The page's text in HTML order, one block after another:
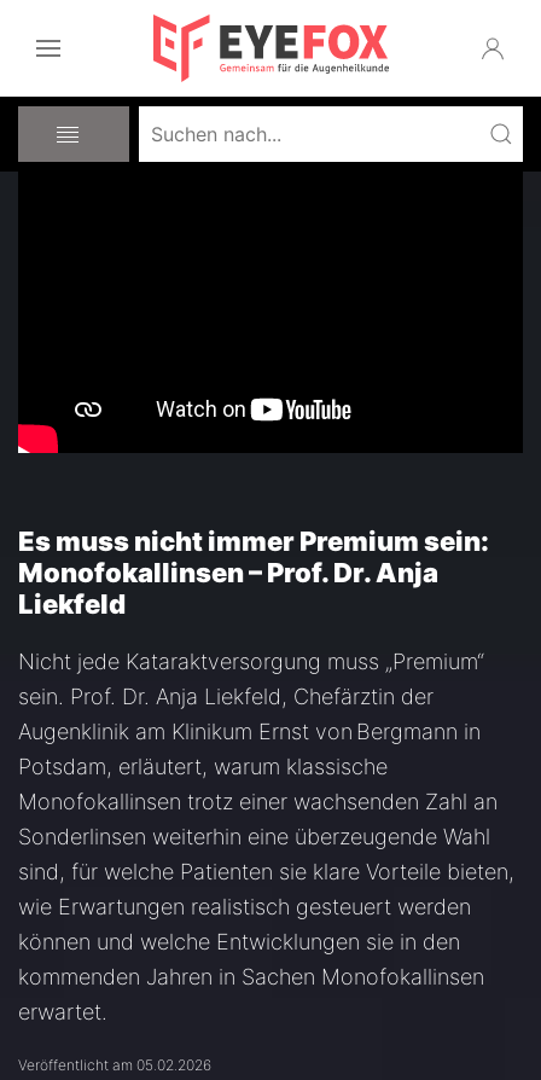
Es muss nicht immer Premium sein:
Monofokallinsen – Prof. Dr. Anja
Liekfeld
Nicht jede Kataraktversorgung muss „Premium“
sein. Prof. Dr. Anja Liekfeld, Chefärztin der
Augenklinik am Klinikum Ernst von Bergmann in
Potsdam, erläutert, warum klassische
Monofokallinsen trotz einer wachsenden Zahl an
Sonderlinsen weiterhin eine überzeugende Wahl
sind, für welche Patienten sie klare Vorteile bieten,
wie Erwartungen realistisch gesteuert werden
können und welche Entwicklungen sie in den
kommenden Jahren in Sachen Monofokallinsen
erwartet.
Veröffentlicht am 05.02.2026